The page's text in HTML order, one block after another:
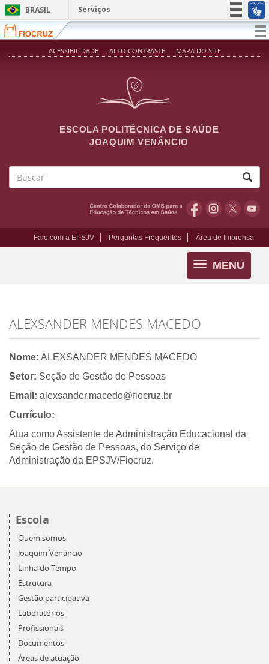
Pular para o conteúdo principal
BRASIL
Serviços
Simplifique!
Participe
ACESSIBILIDADE ALTO CONTRASTE MAPA DO SITE
ESCOLA POLITÉCNICA DE SAÚDE
JOAQUIM VENÂNCIO
Fale com a EPSJV Perguntas Frequentes Área de Imprensa
MENU
Toggle
navigation
ALEXSANDER MENDES MACEDO
Nome: ALEXSANDER MENDES MACEDO
Setor: Seção de Gestão de Pessoas
Email: alexsander.macedo@fiocruz.br
Currículo:
Atua como Assistente de Administração Educacional da
Seção de Gestão de Pessoas, do Serviço de
Administração da EPSJV/Fiocruz.
Escola
Quem somos
Joaquim Venâncio
Linha do Tempo
Estrutura
Gestão participativa
Laboratórios
Profissionais
Documentos
Áreas de atuação